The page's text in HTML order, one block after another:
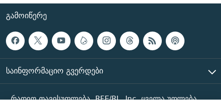
ᲒᲐᲛᲝᲘᲬᲔᲠᲔ
ᲡᲐᲘᲜᲤᲝᲠᲛᲐᲪᲘᲝ ᲒᲕᲔᲠᲓᲔᲑᲘ
რადიო თავისუფლება, RFE/RL, Inc. ყველა უფლება